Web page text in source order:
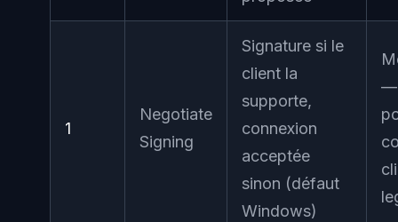
1
Negotiate
Signing
Signature si le
client la
supporte,
connexion
acceptée
sinon (défaut
Windows)
—